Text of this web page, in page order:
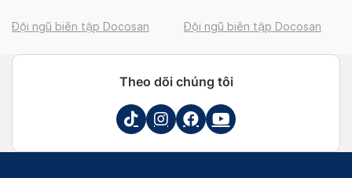
Đội ngũ biên tập Docosan Đội ngũ biên tập Docosan
Theo dõi chúng tôi